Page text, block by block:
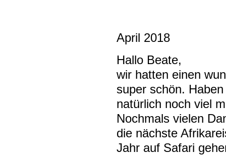
April 2018
Hallo Beate,
wir hatten einen
super schön.
natürlich noch viel
Nochmals vielen
die nächste
Jahr auf Safari